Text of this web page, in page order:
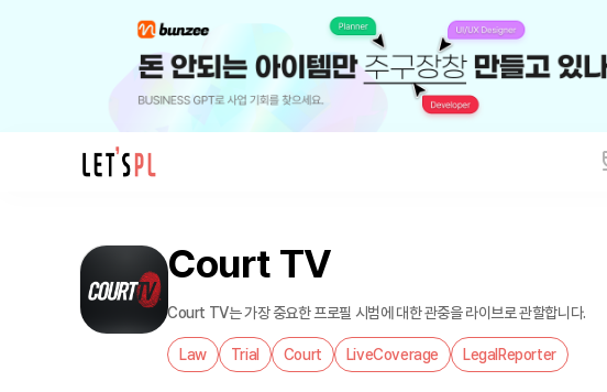
Court TV
Court TV는 가장 중요한 프로필 시범에 대한 관중을 라이브로 관할합니다.
Law Trial Court LiveCoverage LegalReporter